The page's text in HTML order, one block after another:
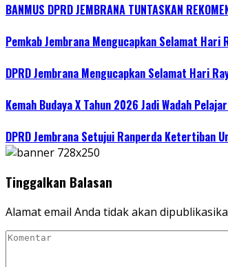
BANMUS DPRD JEMBRANA TUNTASKAN
Pemkab Jembrana Mengucapkan Selamat Hari
DPRD Jembrana Mengucapkan Selamat Hari
Kemah Budaya X Tahun 2026 Jadi Wadah
DPRD Jembrana Setujui Ranperda Ketertiban
Tinggalkan Balasan
Alamat email Anda tidak akan